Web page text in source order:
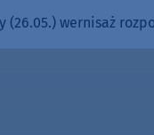
wernisaż